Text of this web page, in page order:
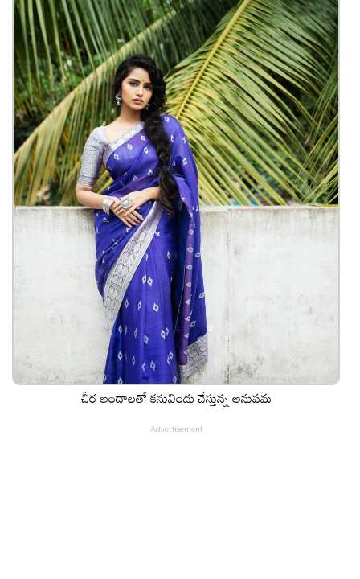
చీర అందాలతో కనువిందు చేస్తున్న అనుపమ